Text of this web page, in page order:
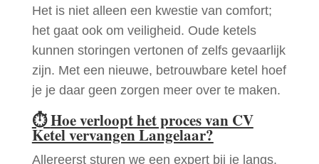
Het is niet alleen een kwestie van comfort;
het gaat ook om veiligheid. Oude ketels
kunnen storingen vertonen of zelfs gevaarlijk
zijn. Met een nieuwe, betrouwbare ketel hoef
je je daar geen zorgen meer over te maken.
⏱Hoe verloopt het proces van CV
Ketel vervangen Langelaar?
Allereerst sturen we een expert bij je langs.